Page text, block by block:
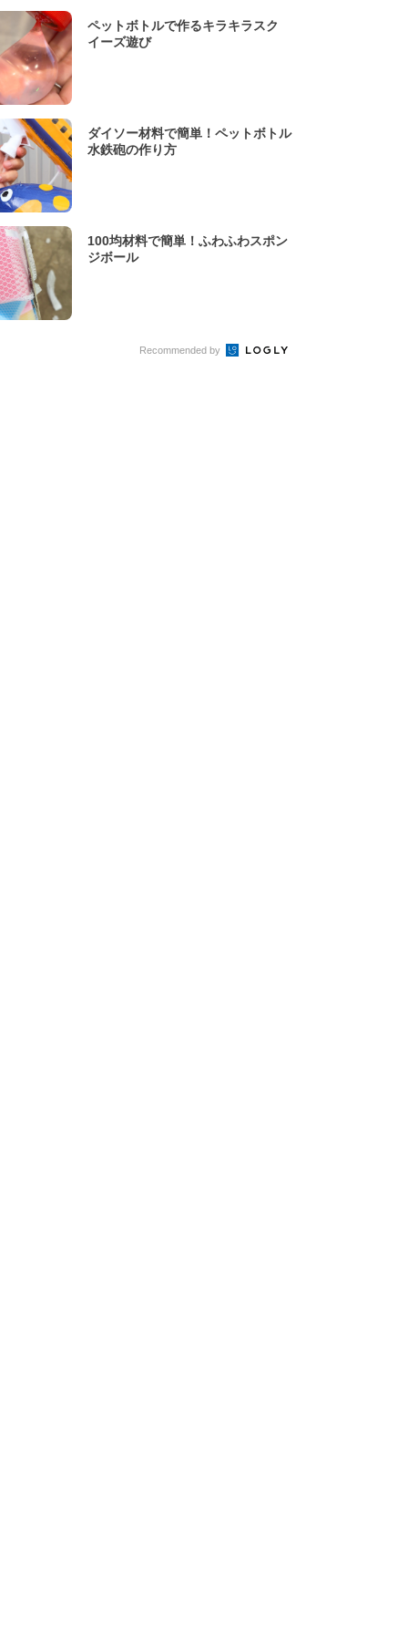
ペットボトルで作るキラキラスク
イーズ遊び
ダイソー材料で簡単！ペットボトル
水鉄砲の作り方
100均材料で簡単！ふわふわスポン
ジボール
Recommended by